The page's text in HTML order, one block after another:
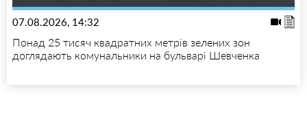
07.08.2026, 14:32
Понад 25 тисяч квадратних метрів зелених зон
доглядають комунальники на бульварі Шевченка